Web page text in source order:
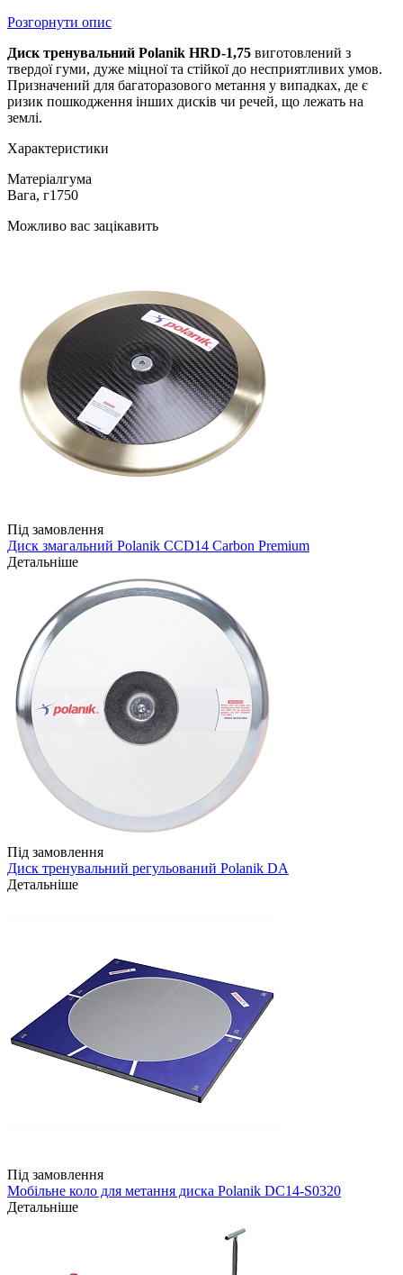
Розгорнути опис
Диск тренувальний Polanik HRD-1,75 виготовлений з
твердої гуми, дуже міцної та стійкої до несприятливих умов.
Призначений для багаторазового метання у випадках, де є
ризик пошкодження інших дисків чи речей, що лежать на
землі.
Характеристики
Матеріалгума
Вага, г1750
Можливо вас зацікавить
Під замовлення
Диск змагальний Polanik CCD14 Carbon Premium
Детальніше
Під замовлення
Диск тренувальний регульований Polanik DA
Детальніше
Під замовлення
Мобільне коло для метання диска Polanik DC14-S0320
Детальніше